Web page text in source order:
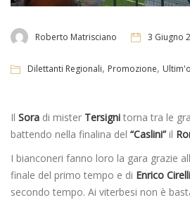
Roberto Matrisciano 3 Giugno
Dilettanti Regionali, Promozione,
Il Sora di mister Tersigni torna tra le
battendo nella finalina del “Caslini” il
I bianconeri fanno loro la gara grazie
finale del primo tempo e di Enrico Cirelli
secondo tempo. Ai viterbesi non è